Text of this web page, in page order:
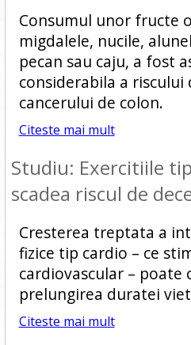
Consumul unor fructe
migdalele, nucile,
pecan sau caju, a fost
considerabila a riscului
cancerului de colon.
Citeste mai mult
Studiu: Exercitiile
scadea riscul de
Cresterea treptata a
fizice tip cardio – ce
cardiovascular – poate
prelungirea duratei
Citeste mai mult